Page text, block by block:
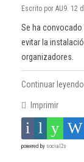
Escrito por AU9. 12
Se ha convocado
evitar la
organizadores.
Continuar leyendo
Imprimir
powered by social2s